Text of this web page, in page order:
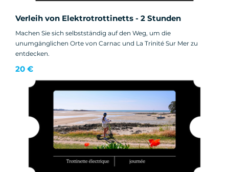
Verleih von Elektrotrottinetts - 2 Stunden
Machen Sie sich selbstständig auf den Weg, um die
unumgänglichen Orte von Carnac und La Trinité Sur Mer zu
entdecken.
20 €